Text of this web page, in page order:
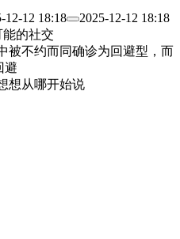
12-12 18:18
2025-12-12 18:18
的社交
被不约而同确诊为回避型，而
避
想从哪开始说